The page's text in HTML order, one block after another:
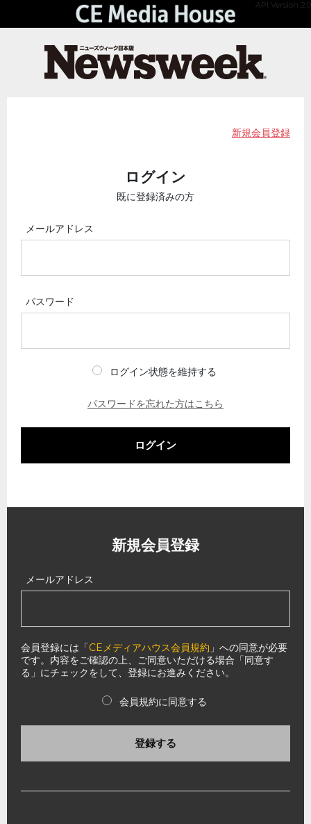
API Version 2.0
新規会員登録
ログイン
既に登録済みの方
メールアドレス
パスワード
ログイン状態を維持する
パスワードを忘れた方はこちら
ログイン
新規会員登録
メールアドレス
会員登録には「CEメディアハウス会員規約 」への同意が必要
です。内容をご確認の上、ご同意いただける場合「同意す
る」にチェックをして、登録にお進みください。
会員規約に同意する
登録する